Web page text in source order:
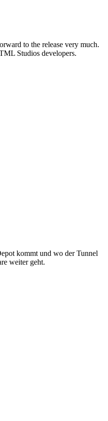
to the release very much.
Studios developers.
kommt und wo der Tunnel
weiter geht.